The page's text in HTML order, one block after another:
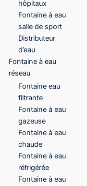
hôpitaux
Fontaine à eau
salle de sport
Distributeur
d’eau
Fontaine à eau
réseau
Fontaine eau
filtrante
Fontaine à eau
gazeuse
Fontaine à eau
chaude
Fontaine à eau
réfrigérée
Fontaine à eau